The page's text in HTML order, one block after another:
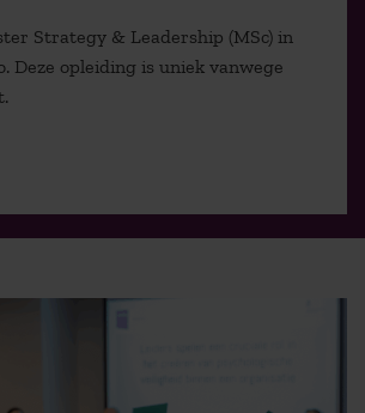
Strategy & Leadership (MSc) in
Deze opleiding is uniek vanwege